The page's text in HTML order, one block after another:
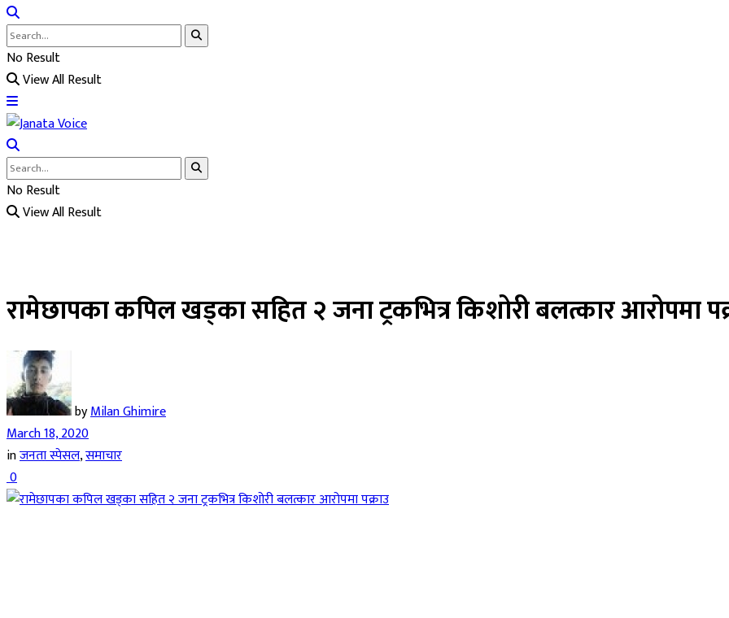
No Result
View All Result
No Result
View All Result
रामेछापका कपिल खड्का सहित २ जना ट्रकभित्र किशोरी बलत्कार आरोपमा
byMilan Ghimire
March 18, 2020
inजनता स्पेसल,समाचार
0